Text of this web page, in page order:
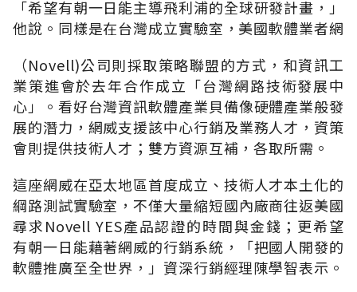
「希望有朝一日能主導飛利浦的全球研發計畫，」
他說。同樣是在台灣成立實驗室，美國軟體業者網
（Novell)公司則採取策略聯盟的方式，和資訊工
業策進會於去年合作成立「台灣網路技術發展中
心」。看好台灣資訊軟體產業貝備像硬體產業般發
展的潛力，網威支援該中心行銷及業務人才，資策
會則提供技術人才；雙方資源互補，各取所需。
這座網威在亞太地區首度成立、技術人才本土化的
綱路測試實驗室，不僅大量縮短國內廠商往返美國
尋求Novell YES產品認證的時間與金錢；更希望
有朝一日能藉著網威的行銷系統，「把國人開發的
軟體推廣至全世界，」資深行銷經理陳學智表示。